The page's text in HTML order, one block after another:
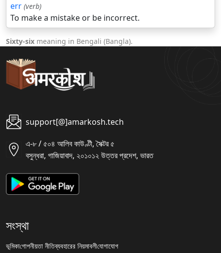
err (verb)
To make a mistake or be incorrect.
Sixty-six meaning in Bengali (Bangla).
support[@]amarkosh.tech
এ-৮ / ৫০৪ আলিব কাউণ্টী, সৈক্টর ৫
বসুন্ধরা, গাজিয়াবাদ, ২০১০১২ উত্তর প্রদেশ, ভারত
সংস্থা
ভূমিকাগোপনীয়তা নীতিব্যবহারের নিয়মাবলীযোগাযোগ